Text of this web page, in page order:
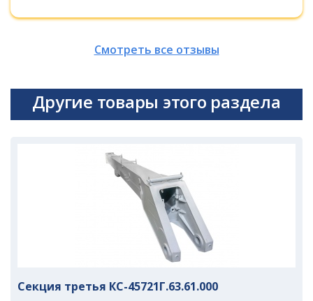
Смотреть все отзывы
Другие товары этого раздела
Секция третья КС-45721Г.63.61.000